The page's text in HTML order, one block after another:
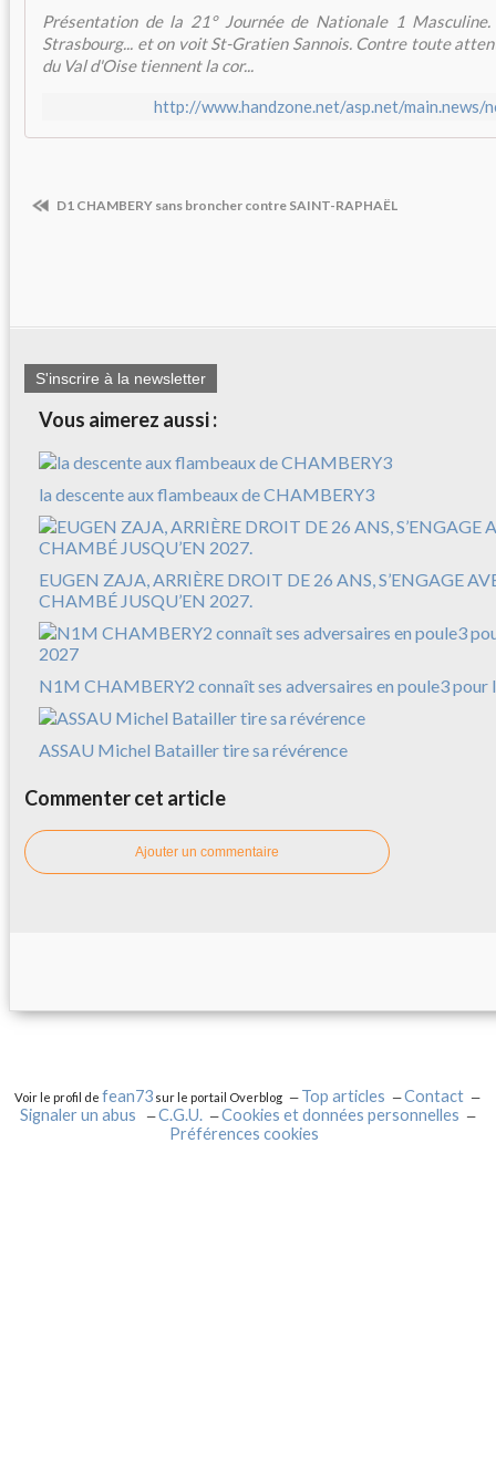
Présentation de la 21° Journée de Nationale 1
Strasbourg... et on voit St-Gratien Sannois. Contre toute
du Val d'Oise tiennent la cor...
http://www.handzone.net/asp.net/main.news/
D1 CHAMBERY sans broncher contre SAINT-RAPHAËL
S'inscrire à la newsletter
Vous aimerez aussi :
la descente aux flambeaux de CHAMBERY3
EUGEN ZAJA, ARRIÈRE DROIT DE 26 ANS, S’ENGAGE
CHAMBÉ JUSQU’EN 2027.
N1M CHAMBERY2 connaît ses adversaires en poule3 pour
ASSAU Michel Batailler tire sa révérence
Commenter cet article
Ajouter un commentaire
Voir le profil defean73 sur le portail Overblog Top articles
Contact
Signaler un abus
C.G.U.
Cookies et données personnelles
Préférences cookies